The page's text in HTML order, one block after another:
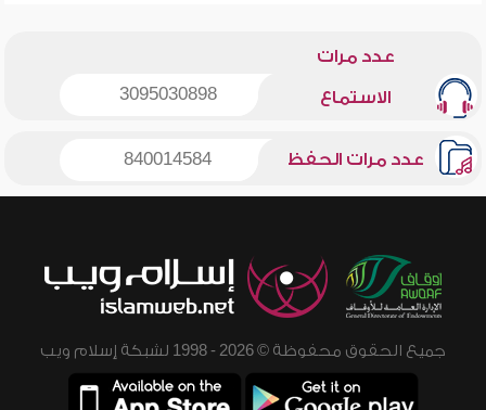
عدد مرات
الاستماع 3095030898
عدد مرات الحفظ 840014584
جميع الحقوق محفوظة © 2026 - 1998 لشبكة إسلام ويب